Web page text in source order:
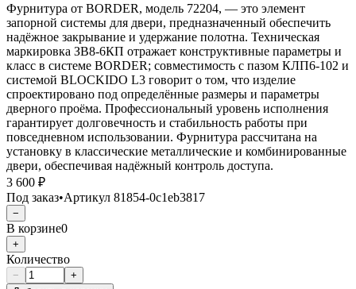
Фурнитура от BORDER, модель 72204, — это элемент
запорной системы для двери, предназначенный обеспечить
надёжное закрывание и удержание полотна. Техническая
маркировка ЗВ8-6КП отражает конструктивные параметры и
класс в системе BORDER; совместимость с пазом КЛП6-102 и
системой BLOCKIDO L3 говорит о том, что изделие
спроектировано под определённые размеры и параметры
дверного проёма. Профессиональный уровень исполнения
гарантирует долговечность и стабильность работы при
повседневном использовании. Фурнитура рассчитана на
установку в классические металлические и комбинированные
двери, обеспечивая надёжный контроль доступа.
3 600 ₽
Под заказ•Артикул 81854-0c1eb3817
−
В корзине0
+
Количество
−
+